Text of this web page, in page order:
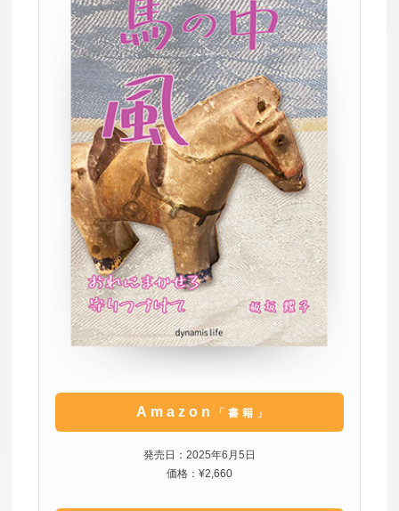
Amazon 「書籍」
発売日：2025年6月5日
価格：¥2,660